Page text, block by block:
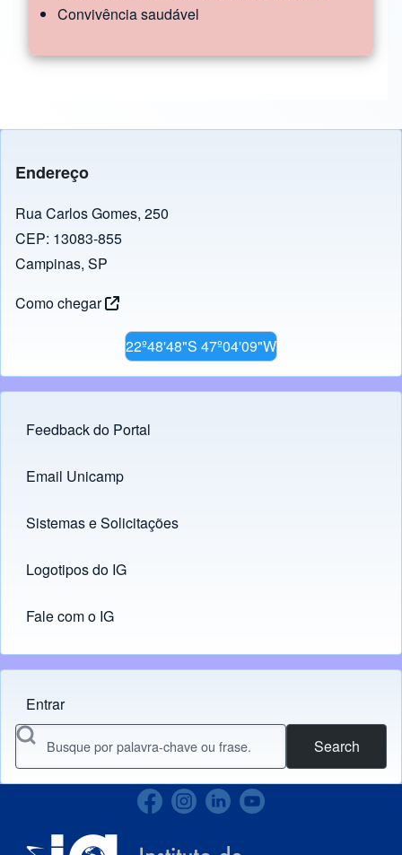
Convivência saudável
Endereço
Rua Carlos Gomes, 250
CEP: 13083-855
Campinas, SP
Como chegar
22º48'48"S 47º04'09"W
Footer menu
Feedback do Portal
Links
Email Unicamp
(opens in new tab)
Sistemas e Solicitações
(opens in new tab)
Logotipos do IG
(opens in new tab)
Fale com o IG
Menu do usuário
Entrar
Search